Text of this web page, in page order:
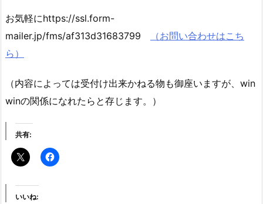
お気軽にhttps://ssl.form-
mailer.jp/fms/af313d31683799
（お問い合わせはこち
ら）
（内容によっては受付け出来かねる物も御座いますが、win
winの関係になれたらと存じます。）
共有:
いいね: